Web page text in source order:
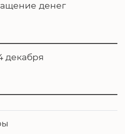
денег
декабря